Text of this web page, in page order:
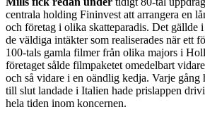
centrala holding Fininvest att arrangera en
och företag i olika skatteparadis. Det gällde
de väldiga intäkter som realiserades när ett
100-tals gamla filmer från olika majors i
företaget sålde filmpaketet omedelbart
och så vidare i en oändlig kedja. Varje gång
till slut landade i Italien hade prislappen
hela tiden inom koncernen.